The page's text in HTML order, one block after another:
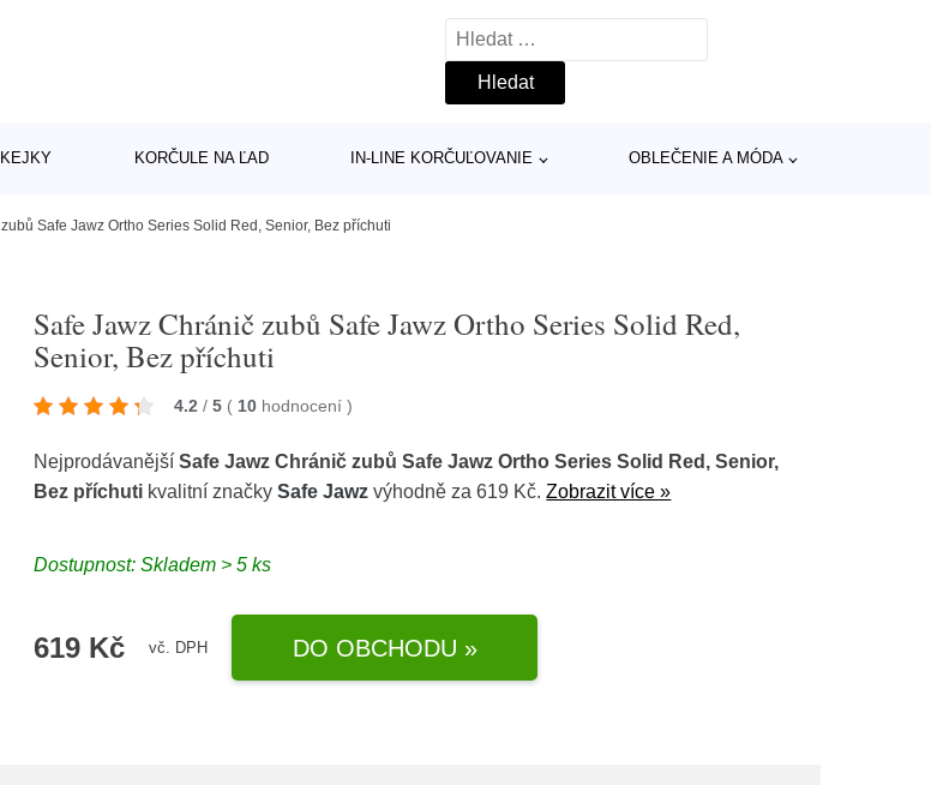
Vyhledávání
KORČULE NA ĽAD IN-LINE KORČUĽOVANIE OBLEČENIE A MÓDA
Safe Jawz Ortho Series Solid Red, Senior, Bez příchuti
Safe Jawz Chránič zubů Safe Jawz Ortho Series Solid Red,
Senior, Bez příchuti
4.2 / 5 ( 10 hodnocení)
NejprodávanějšíSafe Jawz Chránič zubů Safe Jawz Ortho Series Solid Red, Senior,
Bez příchuti kvalitní značkySafe Jawz výhodně za 619 Kč.Zobrazit více »
Dostupnost: Skladem > 5 ks
619 Kč vč. DPH DO OBCHODU »